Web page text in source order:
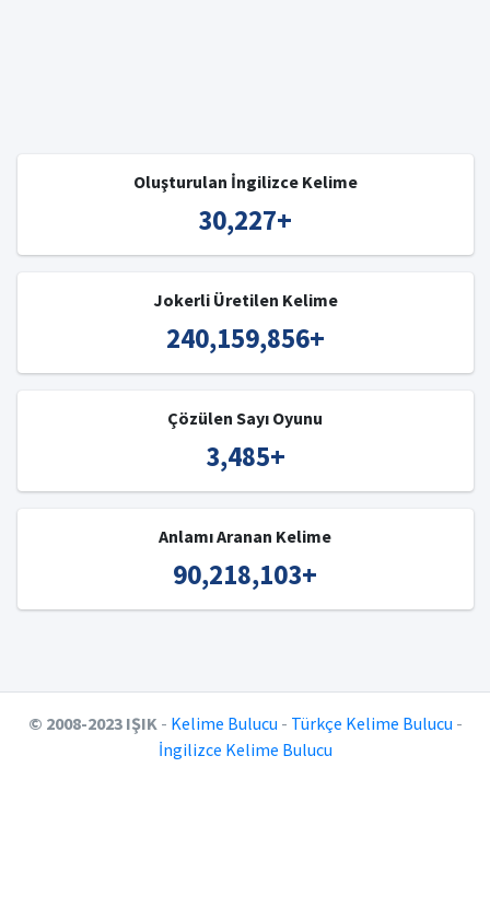
Oluşturulan İngilizce Kelime
30,227+
Jokerli Üretilen Kelime
240,159,856+
Çözülen Sayı Oyunu
3,485+
Anlamı Aranan Kelime
90,218,103+
© 2008-2023 IŞIK- Kelime Bulucu - Türkçe Kelime Bulucu -
İngilizce Kelime Bulucu